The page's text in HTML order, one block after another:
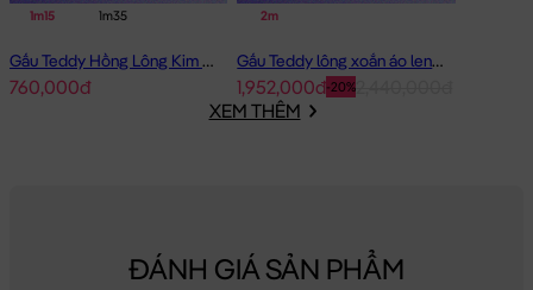
1m15 1m35
Gấu Teddy Hồng Lông Kim Chồn Đeo Nơ Hồng Pink Girl
760,000đ
2m
Gấu Teddy lông xoắn áo len Choco 2m - Hàng Nhập
-20%
1,952,000đ
XEM THÊM
ĐÁNH GIÁ SẢN PHẨM